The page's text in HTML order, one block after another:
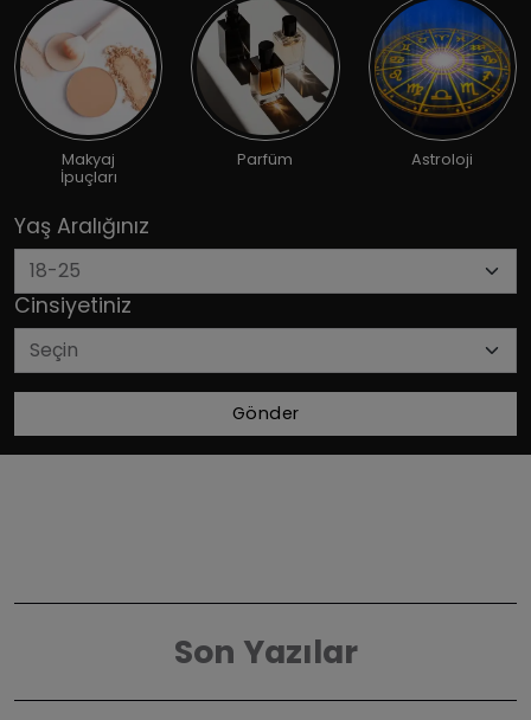
Makyaj
İpuçları
Parfüm Astroloji
Yaş Aralığınız
Cinsiyetiniz
Gönder
Son Yazılar